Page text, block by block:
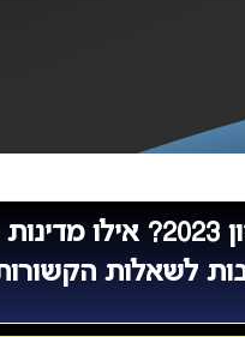
באיזה תאריך
לשאלות